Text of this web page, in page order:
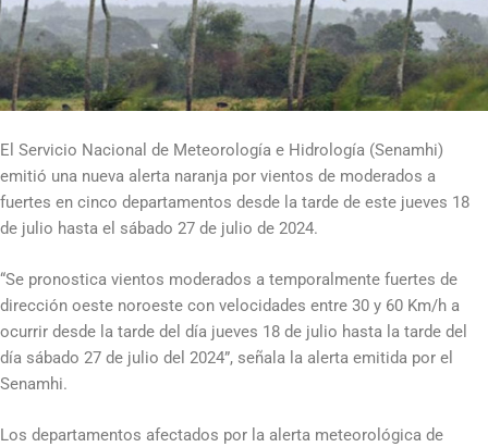
El Servicio Nacional de Meteorología e Hidrología (Senamhi)
emitió una nueva alerta naranja por vientos de moderados a
fuertes en cinco departamentos desde la tarde de este jueves 18
de julio hasta el sábado 27 de julio de 2024.
“Se pronostica vientos moderados a temporalmente fuertes de
dirección oeste noroeste con velocidades entre 30 y 60 Km/h a
ocurrir desde la tarde del día jueves 18 de julio hasta la tarde del
día sábado 27 de julio del 2024”, señala la alerta emitida por el
Senamhi.
Los departamentos afectados por la alerta meteorológica de